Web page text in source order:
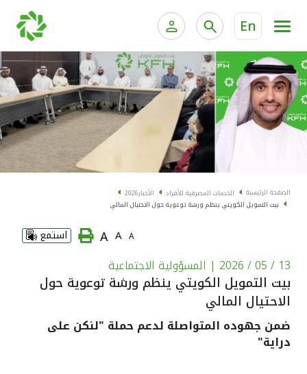
En
الخدمات المصرفية الإلكترونية للأفراد
الخدمات المصرفية الإلكترونية للشركات
خدمة "بيتك" للتداول الإلكتروني
الخدمات المصرفية للأفراد الخدمات المالية
الحسابات المصرفية
البطاقات
"برامج العملاء"
الاستثمار
القنوات المصرفية
الصفحة الرئيسية الخدمات المصرفية للأفراد الأخبار2026
بيت التمويل الكويتي ينظم ورشة توعوية حول الاحتيال المالي
A
A
A استمع
13 / 05 / 2026 | المسؤولية الاجتماعية
بيت التمويل الكويتي ينظم ورشة توعوية حول
الاحتيال المالي
ضمن جهوده المتواصلة لدعم حملة "لنكن على
دراية"